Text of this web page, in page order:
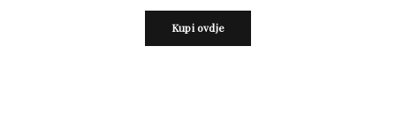
Kupi ovdje